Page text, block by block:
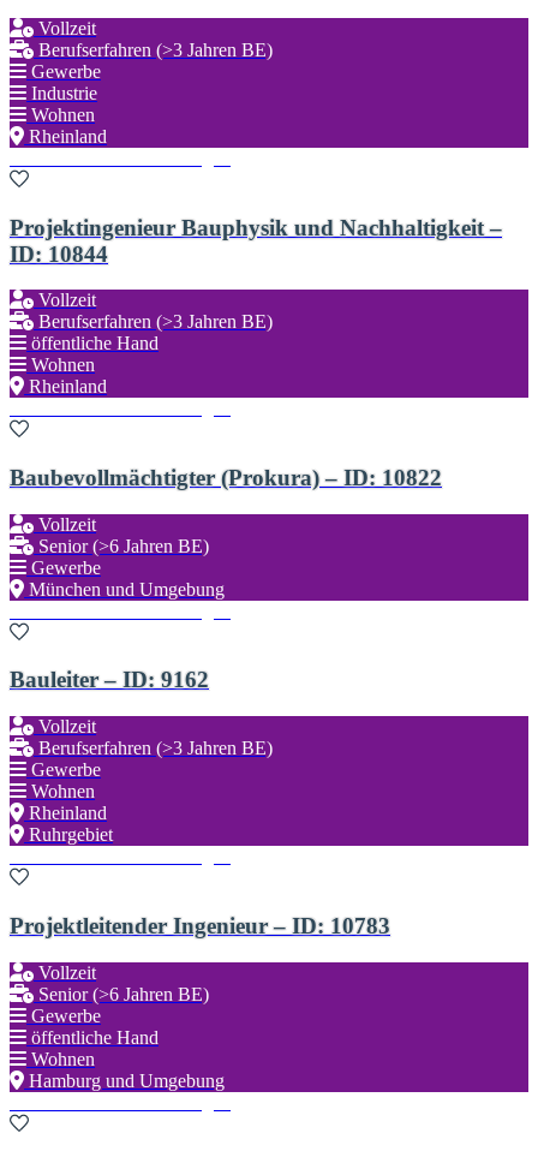
Vollzeit
Berufserfahren (>3 Jahren BE)
Gewerbe
Industrie
Wohnen
Rheinland
Projektingenieur Bauphysik und Nachhaltigkeit –
ID: 10844
Vollzeit
Berufserfahren (>3 Jahren BE)
öffentliche Hand
Wohnen
Rheinland
Baubevollmächtigter (Prokura) – ID: 10822
Vollzeit
Senior (>6 Jahren BE)
Gewerbe
München und Umgebung
Bauleiter – ID: 9162
Vollzeit
Berufserfahren (>3 Jahren BE)
Gewerbe
Wohnen
Rheinland
Ruhrgebiet
Projektleitender Ingenieur – ID: 10783
Vollzeit
Senior (>6 Jahren BE)
Gewerbe
öffentliche Hand
Wohnen
Hamburg und Umgebung